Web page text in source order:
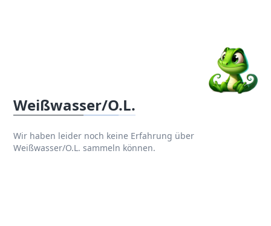
Weißwasser/O.L.
Wir haben leider noch keine Erfahrung über
Weißwasser/O.L. sammeln können.